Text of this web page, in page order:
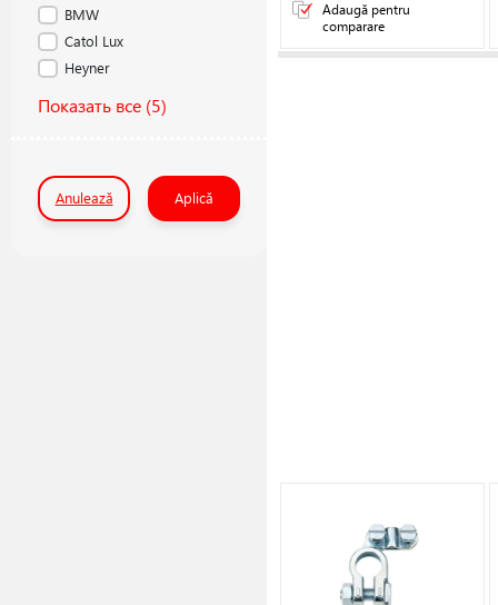
BMW
Catol Lux
Heyner
Показать все (5)
Anulează Aplică
Adaugă pentru
comparare